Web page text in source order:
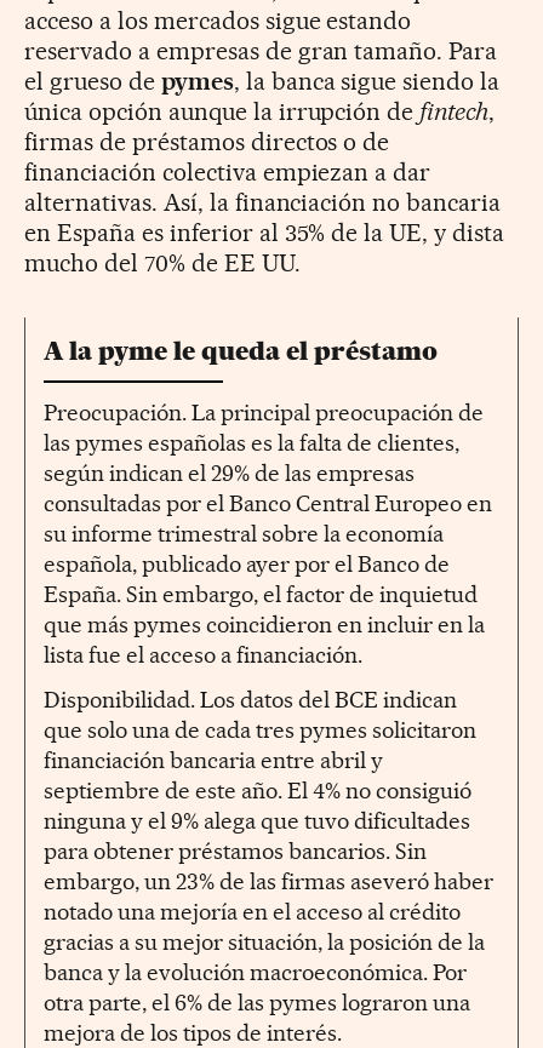
acceso a los mercados sigue estando
reservado a empresas de gran tamaño. Para
el grueso de pymes, la banca sigue siendo la
única opción aunque la irrupción de fintech,
firmas de préstamos directos o de
financiación colectiva empiezan a dar
alternativas. Así, la financiación no bancaria
en España es inferior al 35% de la UE, y dista
mucho del 70% de EE UU.
A la pyme le queda el préstamo
Preocupación. La principal preocupación de
las pymes españolas es la falta de clientes,
según indican el 29% de las empresas
consultadas por el Banco Central Europeo en
su informe trimestral sobre la economía
española, publicado ayer por el Banco de
España. Sin embargo, el factor de inquietud
que más pymes coincidieron en incluir en la
lista fue el acceso a financiación.
Disponibilidad. Los datos del BCE indican
que solo una de cada tres pymes solicitaron
financiación bancaria entre abril y
septiembre de este año. El 4% no consiguió
ninguna y el 9% alega que tuvo dificultades
para obtener préstamos bancarios. Sin
embargo, un 23% de las firmas aseveró haber
notado una mejoría en el acceso al crédito
gracias a su mejor situación, la posición de la
banca y la evolución macroeconómica. Por
otra parte, el 6% de las pymes lograron una
mejora de los tipos de interés.